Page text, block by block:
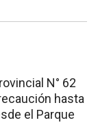
N° 62
hasta
el Parque